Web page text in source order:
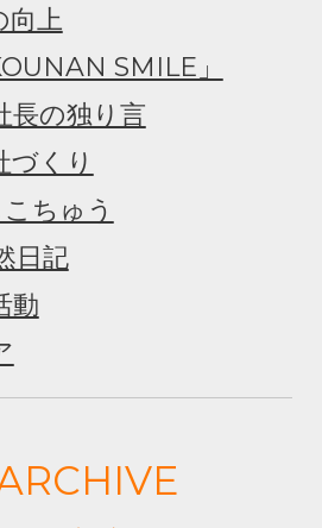
向上
SMILE」
長の独り言
づくり
ちゅう
日記
動